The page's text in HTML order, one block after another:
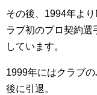
その後、1994年よ
ラブ初のプロ契約選
しています。
1999年にはクラブ
後に引退。